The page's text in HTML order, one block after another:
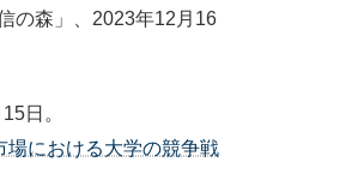
の森」、2023年12月16
日。
場における大学の競争戦